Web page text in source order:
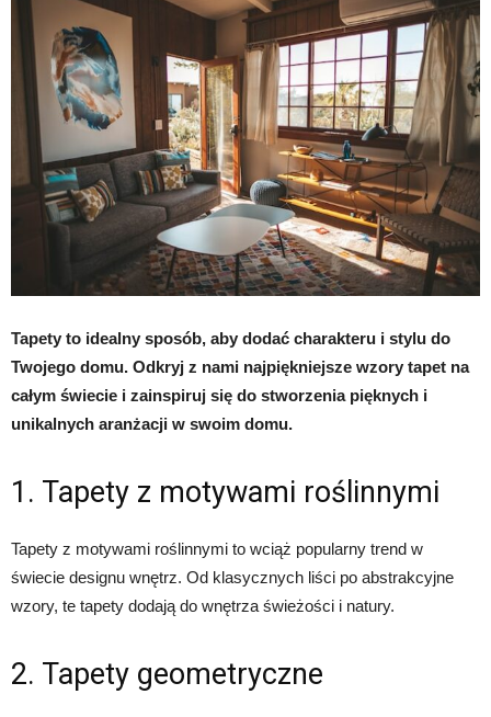
Tapety to idealny sposób, aby dodać charakteru i stylu do
Twojego domu. Odkryj z nami najpiękniejsze wzory tapet na
całym świecie i zainspiruj się do stworzenia pięknych i
unikalnych aranżacji w swoim domu.
1. Tapety z motywami roślinnymi
Tapety z motywami roślinnymi to wciąż popularny trend w
świecie designu wnętrz. Od klasycznych liści po abstrakcyjne
wzory, te tapety dodają do wnętrza świeżości i natury.
2. Tapety geometryczne